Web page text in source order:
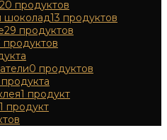
20 продуктов
шоколад13 продуктов
29 продуктов
продуктов
0 продуктов
продукта
1 продукт
1 продукт